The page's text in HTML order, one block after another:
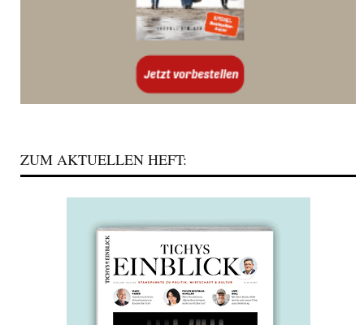
ZUM AKTUELLEN HEFT: